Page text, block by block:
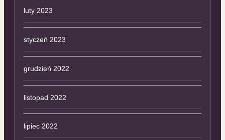
luty 2023
styczeń 2023
grudzień 2022
listopad 2022
lipiec 2022